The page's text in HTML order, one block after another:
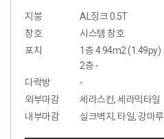
지붕
AL징크 0.5T
창호
시스템 창호
포치
1층 4.94m2 (1.49py)
2층 -
다락방
-
외부마감
세라스킨, 세라믹타일
내부마감
실크벽지, 타일, 강마루